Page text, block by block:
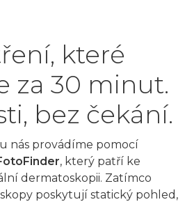
které
za 30 minut.
bez čekání.
nás provádíme pomocí
, který patří ke
dermatoskopii. Zatímco
poskytují statický pohled,